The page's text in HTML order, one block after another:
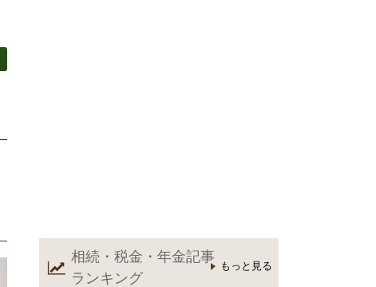
相続・税金・年金記事
ランキング
もっと見る